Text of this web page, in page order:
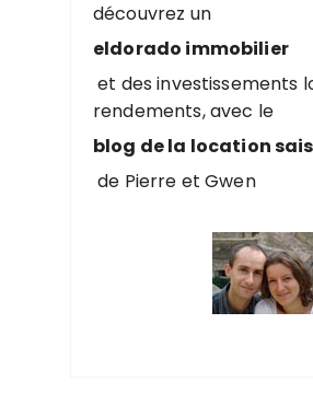
découvrez un
eldorado immobilier
et des investissements
rendements, avec le
blog de la location
de Pierre et Gwen